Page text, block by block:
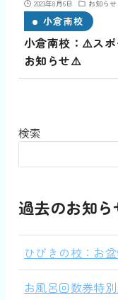
2023年8月6日 お知らせ
小倉南校
小倉南校：⚠️スポ
お知らせ⚠️
検索
過去のお知ら
ひびきの校：お
お風呂回数券特